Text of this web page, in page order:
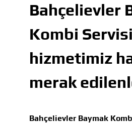
Bahçelievler
Kombi Servisi
hizmetimiz
merak
Bahçelievler Baymak